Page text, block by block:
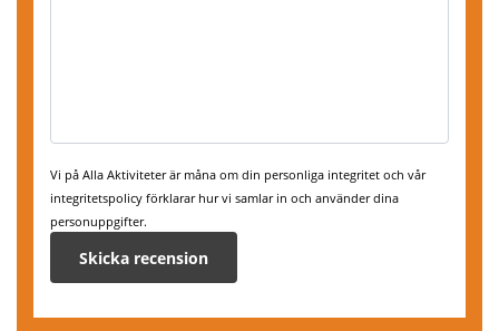
Vi på Alla Aktiviteter är måna om din personliga integritet och vår
integritetspolicy förklarar hur vi samlar in och använder dina
personuppgifter.